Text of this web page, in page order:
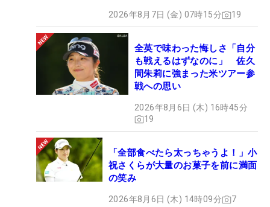
2026年8月7日 (金) 07時15分 19
全英で味わった悔しさ「自分
も戦えるはずなのに」 佐久
間朱莉に強まった米ツアー参
戦への思い
2026年8月6日 (木) 16時45分
19
「全部食べたら太っちゃうよ！」小
祝さくらが大量のお菓子を前に満面
の笑み
2026年8月6日 (木) 14時09分 7